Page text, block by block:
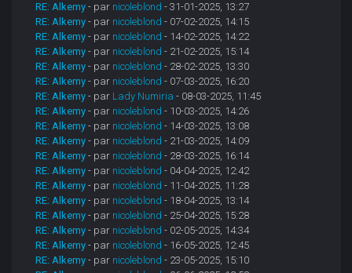
RE: Alkemy - par nicoleblond - 31-01-2025, 13:27
RE: Alkemy - par nicoleblond - 07-02-2025, 14:15
RE: Alkemy - par nicoleblond - 14-02-2025, 14:22
RE: Alkemy - par nicoleblond - 21-02-2025, 15:14
RE: Alkemy - par nicoleblond - 28-02-2025, 13:30
RE: Alkemy - par nicoleblond - 07-03-2025, 16:20
RE: Alkemy - par Lady Numiria - 08-03-2025, 11:45
RE: Alkemy - par nicoleblond - 10-03-2025, 14:26
RE: Alkemy - par nicoleblond - 14-03-2025, 13:08
RE: Alkemy - par nicoleblond - 21-03-2025, 14:09
RE: Alkemy - par nicoleblond - 28-03-2025, 16:14
RE: Alkemy - par nicoleblond - 04-04-2025, 12:42
RE: Alkemy - par nicoleblond - 11-04-2025, 11:28
RE: Alkemy - par nicoleblond - 18-04-2025, 13:14
RE: Alkemy - par nicoleblond - 25-04-2025, 15:28
RE: Alkemy - par nicoleblond - 02-05-2025, 14:34
RE: Alkemy - par nicoleblond - 16-05-2025, 12:45
RE: Alkemy - par nicoleblond - 23-05-2025, 15:10